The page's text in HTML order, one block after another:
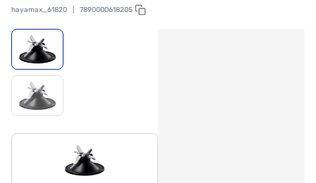
hayamax_61820 7890000618205